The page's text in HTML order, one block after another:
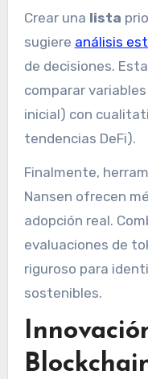
Crear una lista
sugiere análisis
de decisiones.
comparar
inicial) con
tendencias DeFi).
Finalmente,
Nansen ofrecen
adopción real.
evaluaciones de
riguroso para
sostenibles.